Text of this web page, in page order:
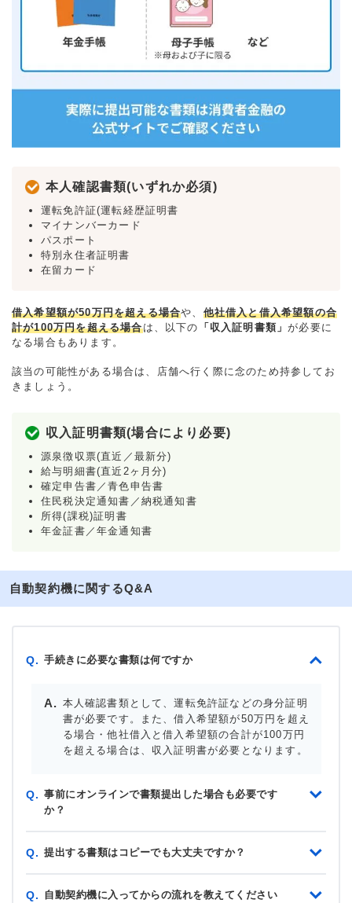
本人確認書類(いずれか必須)
運転免許証(運転経歴証明書
マイナンバーカード
パスポート
特別永住者証明書
在留カード
借入希望額が50万円を超える場合や、 他社借入と借入希望額の合
計が100万円を超える場合は、以下の 「収入証明書類」が必要に
なる場合もあります。
該当の可能性がある場合は、店舗へ行く際に念のため持参してお
きましょう。
収入証明書類(場合により必要)
源泉徴収票(直近／最新分)
給与明細書(直近2ヶ月分)
確定申告書／青色申告書
住民税決定通知書／納税通知書
所得(課税)証明書
年金証書／年金通知書
自動契約機に関するQ&A
Q. 手続きに必要な書類は何ですか
本人確認書類として、運転免許証などの身分証明
書が必要です。また、借入希望額が50万円を超え
る場合・他社借入と借入希望額の合計が100万円
を超える場合は、収入証明書が必要となります。
Q. 事前にオンラインで書類提出した場合も必要です
か？
Q. 提出する書類はコピーでも大丈夫ですか？
Q. 自動契約機に入ってからの流れを教えてください